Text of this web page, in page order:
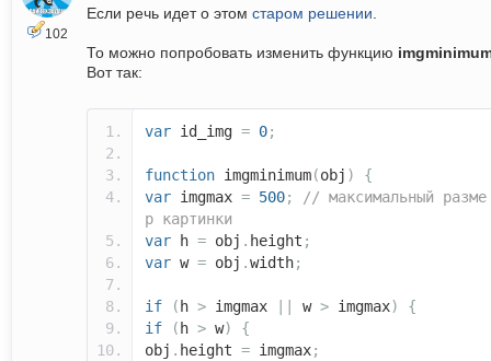
102
Если речь идет о этом старом решении
То можно попробовать изменить функцию
Вот так:
var id_img = 0;
function imgminimum(obj )
{
var imgmax = 500;
// максимальный разме
р картинки
var h = obj . height ;
var w = obj .width;
if ( h > imgmax w > imgmax)
{
if
( h > w)
{
obj . height = imgmax;